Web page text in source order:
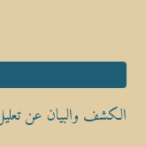
الكشف والبيان عن